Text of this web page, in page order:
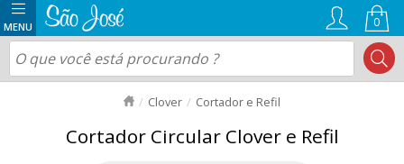
0
Clover Cortador e Refil
Cortador Circular Clover e Refil